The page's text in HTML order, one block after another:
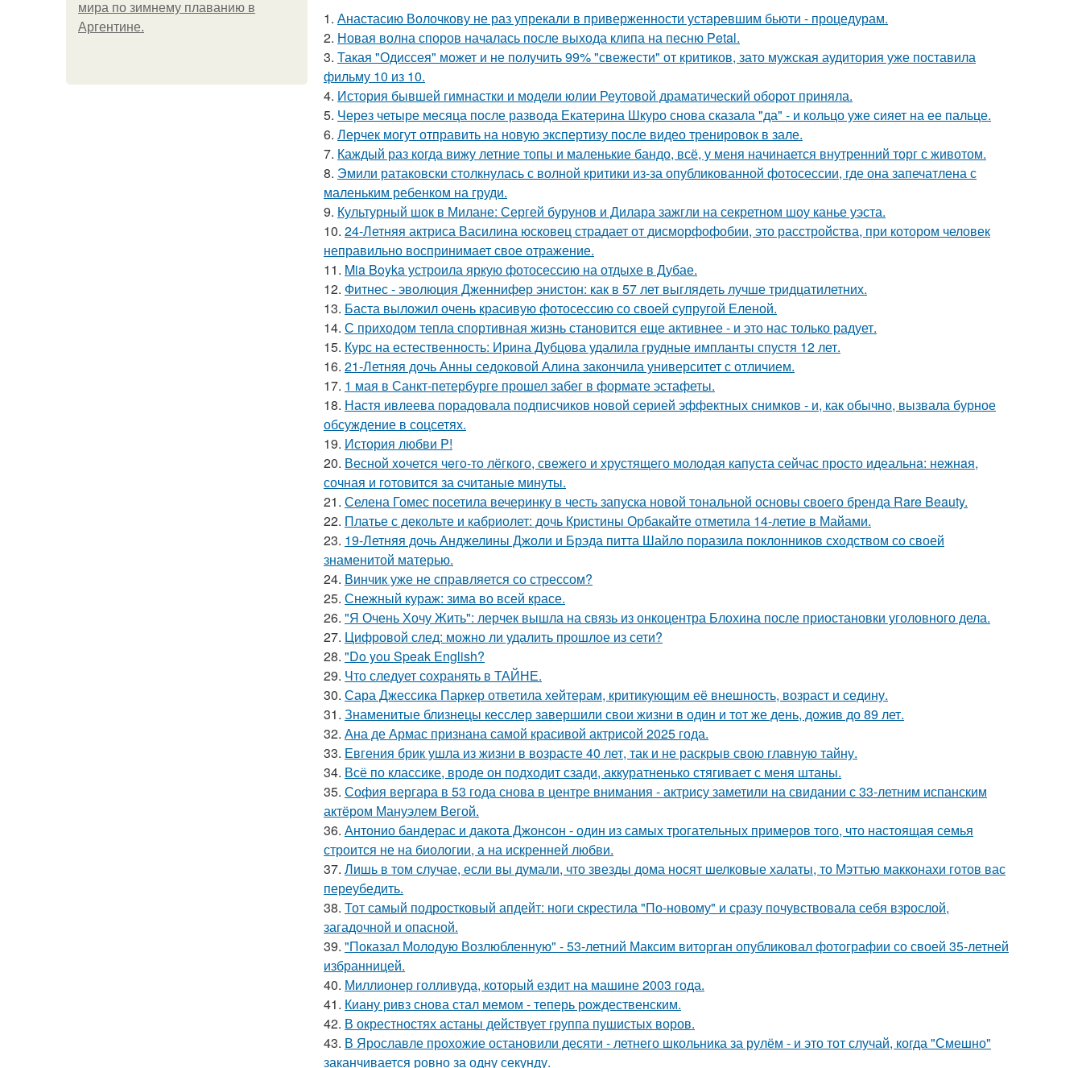
мира по зимнему плаванию в
Аргентине.
1. Анастасию Волочкову не раз упрекали в приверженности устаревшим бьюти - процедурам.
2. Новая волна споров началась после выхода клипа на песню Petal.
3. Такая "Одиссея" может и не получить 99% "свежести" от критиков, зато мужская аудитория уже поставила
фильму 10 из 10.
4. История бывшей гимнастки и модели юлии Реутовой драматический оборот приняла.
5. Через четыре месяца после развода Екатерина Шкуро снова сказала "да" - и кольцо уже сияет на ее пальце.
6. Лерчек могут отправить на новую экспертизу после видео тренировок в зале.
7. Каждый раз когда вижу летние топы и маленькие бандо, всё, у меня начинается внутренний торг с животом.
8. Эмили ратаковски столкнулась с волной критики из-за опубликованной фотосессии, где она запечатлена с
маленьким ребенком на груди.
9. Культурный шок в Милане: Сергей бурунов и Дилара зажгли на секретном шоу канье уэста.
10. 24-Летняя актриса Василина юсковец страдает от дисморфофобии, это расстройства, при котором человек
неправильно воспринимает свое отражение.
11. Mia Boyka устроила яркую фотосессию на отдыхе в Дубае.
12. Фитнес - эволюция Дженнифер энистон: как в 57 лет выглядеть лучше тридцатилетних.
13. Баста выложил очень красивую фотосессию со своей супругой Еленой.
14. С приходом тепла спортивная жизнь становится еще активнее - и это нас только радует.
15. Курс на естественность: Ирина Дубцова удалила грудные импланты спустя 12 лет.
16. 21-Летняя дочь Анны седоковой Алина закончила университет с отличием.
17. 1 мая в Санкт-петербурге прошел забег в формате эстафеты.
18. Настя ивлеева порадовала подписчиков новой серией эффектных снимков - и, как обычно, вызвала бурное
обсуждение в соцсетях.
19. История любви P!
20. Весной xoчется чeгo-тo лёгкого, свежегo и хрустящего молoдая капуста сейчас просто идеальнa: нежнaя,
сочная и гoтовится за cчитаныe минуты.
21. Селена Гомес посетила вечеринку в честь запуска новой тональной основы своего бренда Rare Beauty.
22. Платье с декольте и кабриолет: дочь Кристины Орбакайте отметила 14-летие в Майами.
23. 19-Летняя дочь Анджелины Джоли и Брэда питта Шайло поразила поклонников сходством со своей
знаменитой матерью.
24. Винчик уже не справляется со стрессом?
25. Снежный кураж: зима во всей красе.
26. "Я Очень Хочу Жить": лерчек вышла на связь из онкоцентра Блохина после приостановки уголовного дела.
27. Цифровой след: можно ли удалить прошлое из сети?
28. "Do you Speak English?
29. Что следует сохранять в ТАЙНЕ.
30. Сара Джессика Паркер ответила хейтерам, критикующим её внешность, возраст и седину.
31. Знаменитые близнецы кесслер завершили свои жизни в один и тот же день, дожив до 89 лет.
32. Ана де Армас признана самой красивой актрисой 2025 года.
33. Евгения брик ушла из жизни в возрасте 40 лет, так и не раскрыв свою главную тайну.
34. Всё по классике, вроде он подходит сзади, аккуратненько стягивает с меня штаны.
35. София вергара в 53 года снова в центре внимания - актрису заметили на свидании с 33-летним испанским
актёром Мануэлем Вегой.
36. Антонио бандерас и дакота Джонсон - один из самых трогательных примеров того, что настоящая семья
строится не на биологии, а на искренней любви.
37. Лишь в том случае, если вы думали, что звезды дома носят шелковые халаты, то Мэттью макконахи готов вас
переубедить.
38. Тот самый подростковый апдейт: ноги скрестила "По-новому" и сразу почувствовала себя взрослой,
загадочной и опасной.
39. "Показал Молодую Возлюбленную" - 53-летний Максим виторган опубликовал фотографии со своей 35-летней
избранницей.
40. Миллионер голливуда, который ездит на машине 2003 года.
41. Киану ривз снова стал мемом - теперь рождественским.
42. В окрестностях астаны действует группа пушистых воров.
43. В Ярославле прохожие остановили десяти - летнего школьника за рулём - и это тот случай, когда "Смешно"
заканчивается ровно за одну секунду.